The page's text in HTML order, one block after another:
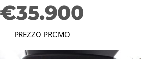
€35.900
PREZZO PROMO